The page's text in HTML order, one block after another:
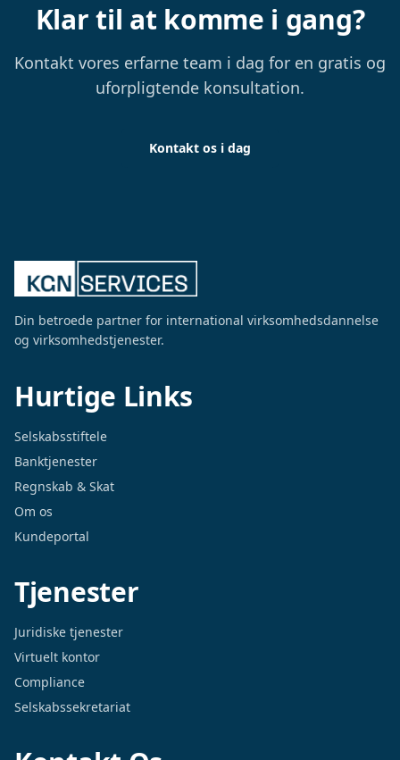
Klar til at komme i gang?
Kontakt vores erfarne team i dag for en gratis og
uforpligtende konsultation.
Kontakt os i dag
Din betroede partner for international virksomhedsdannelse
og virksomhedstjenester.
Hurtige Links
Selskabsstiftele
Banktjenester
Regnskab & Skat
Om os
Kundeportal
Tjenester
Juridiske tjenester
Virtuelt kontor
Compliance
Selskabssekretariat